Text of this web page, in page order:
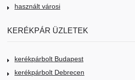
használt városi
KERÉKPÁR ÜZLETEK
kerékpárbolt Budapest
kerékpárbolt Debrecen